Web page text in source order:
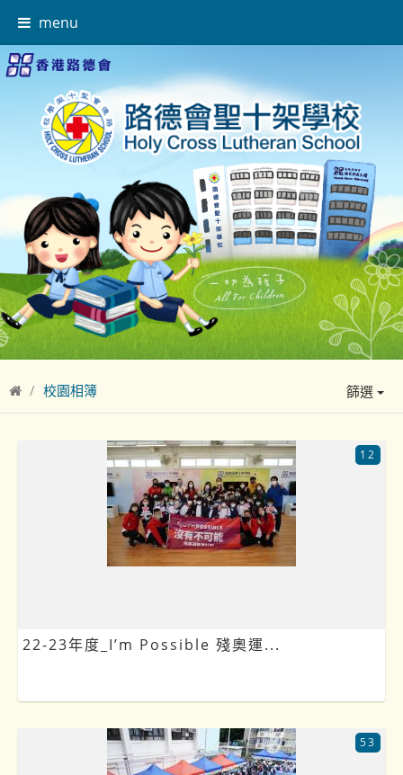
menu
校園相簿 篩選
22-23年度_I’m Possible 殘奧運...
12
53